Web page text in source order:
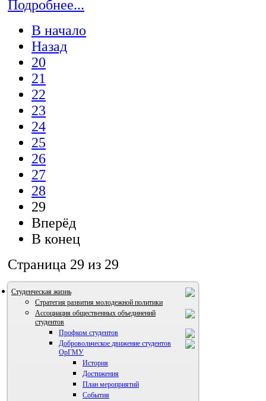
Подробнее...
В начало
Назад
20
21
22
23
24
25
26
27
28
29
Вперёд
В конец
Страница 29 из 29
Студенческая жизнь
Стратегия развития молодежной политики
Ассоциация общественных объединений
студентов
Профком студентов
Добровольческое движение студентов
ОрГМУ
История
Достижения
План мероприятий
События